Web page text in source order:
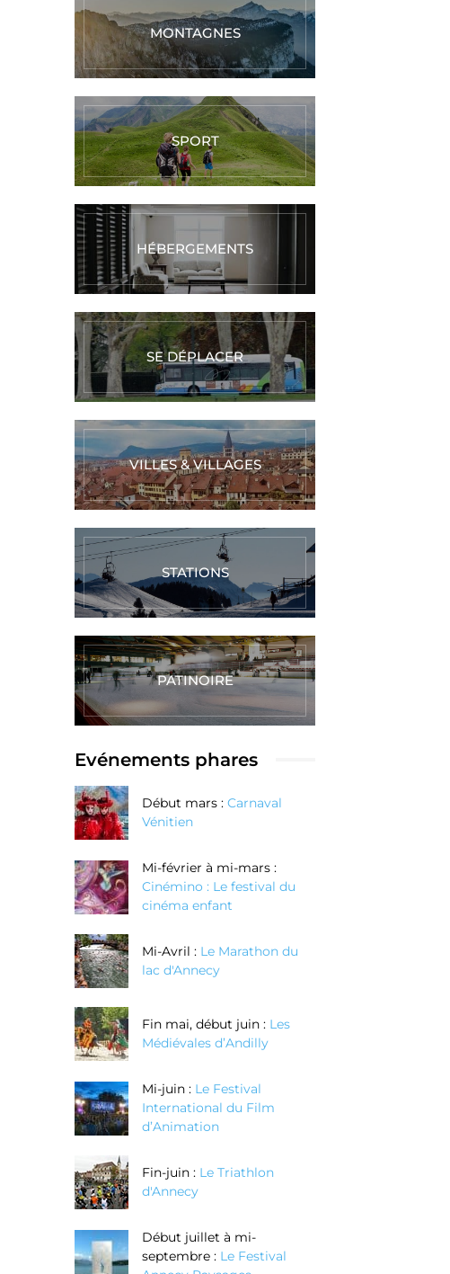
MONTAGNES
SPORT
HÉBERGEMENTS
SE DÉPLACER
VILLES & VILLAGES
STATIONS
PATINOIRE
Evénements phares
Début mars : Carnaval
Vénitien
Mi-février à mi-mars :
Cinémino : Le festival du
cinéma enfant
Mi-Avril : Le Marathon du
lac d'Annecy
Fin mai, début juin : Les
Médiévales d’Andilly
Mi-juin : Le Festival
International du Film
d’Animation
Fin-juin : Le Triathlon
d'Annecy
Début juillet à mi-
septembre : Le Festival